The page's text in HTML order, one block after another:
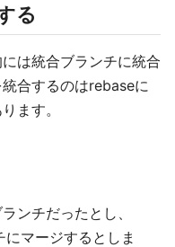
る
は統合ブランチに統合
合するのはrebaseに
ます。
ンチだったとし、
マージするとしま